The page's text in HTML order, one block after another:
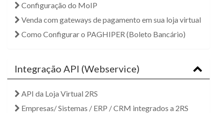
Configuração do MoIP
Venda com gateways de pagamento em sua loja virtual
Como Configurar o PAGHIPER (Boleto Bancário)
Integração API (Webservice)
API da Loja Virtual 2RS
Empresas/ Sistemas / ERP / CRM integrados a 2RS